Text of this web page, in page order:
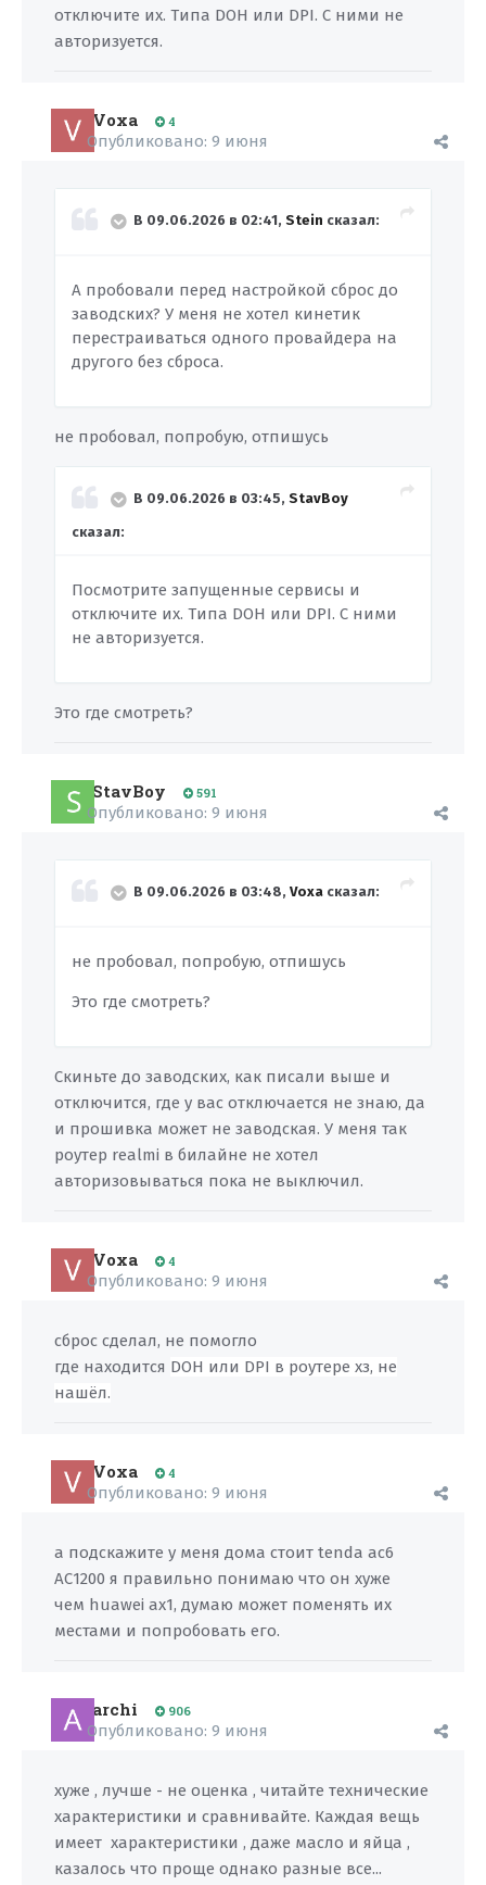
отключите их. Типа DOH или DPI. С ними не
авторизуется.
Voxa 4
Опубликовано: 9 июня
В 09.06.2026 в 02:41, Stein сказал:
А пробовали перед настройкой сброс до
заводских? У меня не хотел кинетик
перестраиваться одного провайдера на
другого без сброса.
не пробовал, попробую, отпишусь
В 09.06.2026 в 03:45, StavBoy
сказал:
Посмотрите запущенные сервисы и
отключите их. Типа DOH или DPI. С ними
не авторизуется.
Это где смотреть?
StavBoy 591
Опубликовано: 9 июня
В 09.06.2026 в 03:48, Voxa сказал:
не пробовал, попробую, отпишусь
Это где смотреть?
Скиньте до заводских, как писали выше и
отключится, где у вас отключается не знаю, да
и прошивка может не заводская. У меня так
роутер realmi в билайне не хотел
авторизовываться пока не выключил.
Voxa 4
Опубликовано: 9 июня
сброс сделал, не помогло
где находится DOH или DPI в роутере хз, не
нашёл.
Voxa 4
Опубликовано: 9 июня
а подскажите у меня дома стоит tenda ac6
АС1200 я правильно понимаю что он хуже
чем huawei ax1, думаю может поменять их
местами и попробовать его.
archi 906
Опубликовано: 9 июня
хуже , лучше - не оценка , читайте технические
характеристики и сравнивайте. Каждая вещь
имеет характеристики , даже масло и яйца ,
казалось что проще однако разные все...